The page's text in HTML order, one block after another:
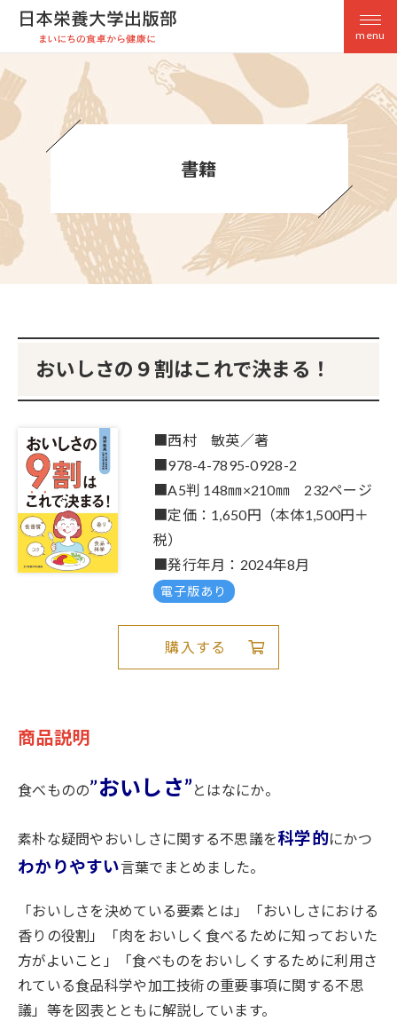
menu
書籍
おいしさの９割はこれで決まる！
■西村 敏英／著
■978-4-7895-0928-2
■A5判 148㎜×210㎜ 232ページ
■定価：1,650円（本体1,500円＋
税）
■発行年月：2024年8月
電子版あり
購入する
商品説明
食べものの”おいしさ”とはなにか。
素朴な疑問やおいしさに関する不思議を科学的にかつ
わかりやすい言葉でまとめました。
「おいしさを決めている要素とは」「おいしさにおける
香りの役割」「肉をおいしく食べるために知っておいた
方がよいこと」「食べものをおいしくするために利用さ
れている食品科学や加工技術の重要事項に関する不思
議」等を図表とともに解説しています。